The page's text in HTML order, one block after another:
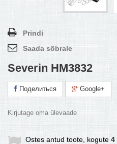
Prindi
Saada sõbrale
Severin HM3832
Поделиться Google+
Kirjutage oma ülevaade
Ostes antud toote, kogute 4